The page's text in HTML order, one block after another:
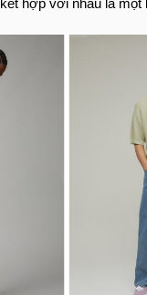
hợp với nhau là một